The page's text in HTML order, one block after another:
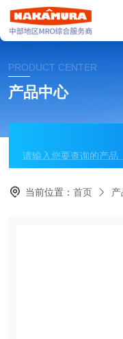
PRODUCT CENTER
产品中心
当前位置：首页